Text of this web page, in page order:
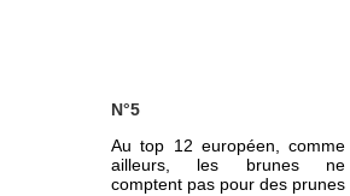
N°5
Au top 12 européen, comme
ailleurs, les brunes ne
comptent pas pour des prunes